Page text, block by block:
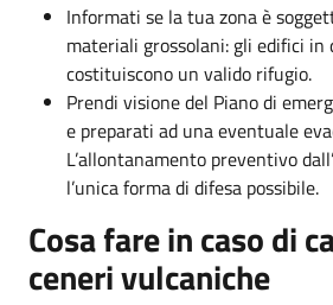
Informati se la tua zona è
materiali grossolani: gli edifici in
costituiscono un valido rifugio.
Prendi visione del Piano di
e preparati ad una eventuale
L’allontanamento preventivo
l’unica forma di difesa possibile.
Cosa fare in caso di
ceneri vulcaniche